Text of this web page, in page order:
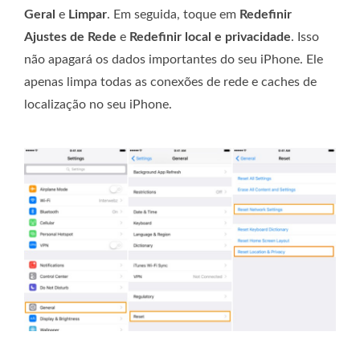
Geral e Limpar. Em seguida, toque em Redefinir
Ajustes de Rede e Redefinir local e privacidade. Isso
não apagará os dados importantes do seu iPhone. Ele
apenas limpa todas as conexões de rede e caches de
localização no seu iPhone.